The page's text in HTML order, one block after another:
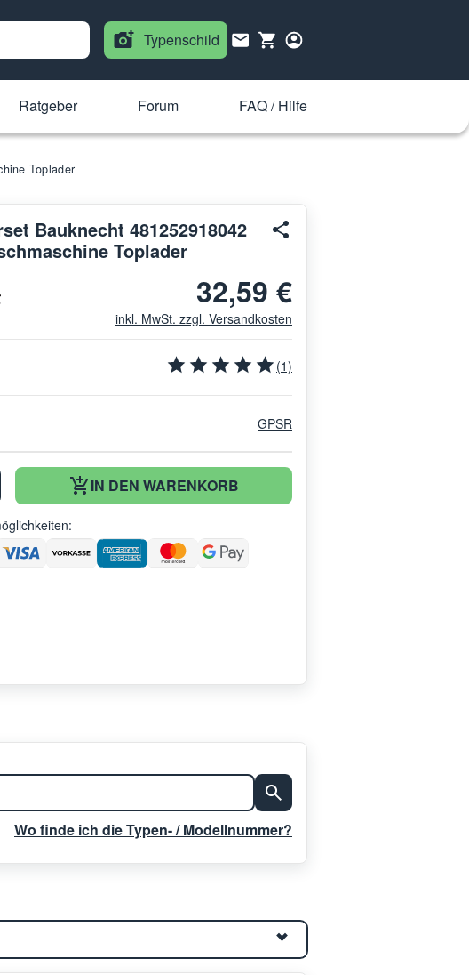
Typenschild
Ratgeber Forum FAQ / Hilfe
Toplader
Bauknecht 481252918042
Toplader
32,59 €
inkl. MwSt. zzgl. Versandkosten
(1)
GPSR
IN DEN WARENKORB
Wo finde ich die Typen- / Modellnummer?